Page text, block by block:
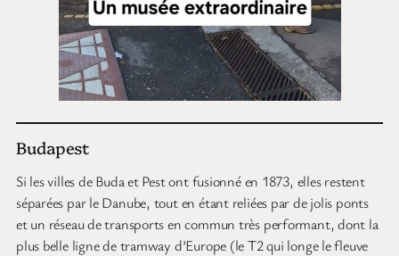
Budapest
Si les villes de Buda et Pest ont fusionné en 1873, elles restent
séparées par le Danube, tout en étant reliées par de jolis ponts
et un réseau de transports en commun très performant, dont la
plus belle ligne de tramway d’Europe (le T2 qui longe le fleuve